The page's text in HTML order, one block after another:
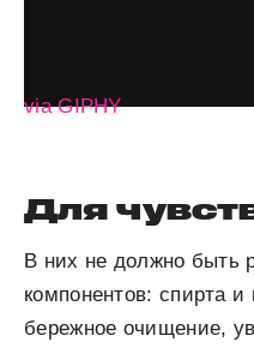
via GIPHY
Для
В них не должно
компонентов: спирта
бережное очищение,